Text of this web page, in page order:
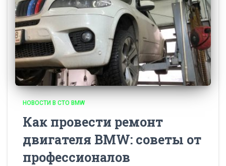
НОВОСТИ В СТО BMW
Как провести ремонт
двигателя BMW: советы от
профессионалов